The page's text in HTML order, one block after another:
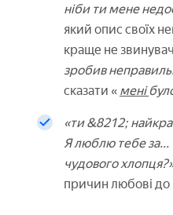
ніби ти мене
який опис своїх
краще не
зробив
сказати « мені
«ти &8212;
Я люблю тебе за...
чудового
причин любові